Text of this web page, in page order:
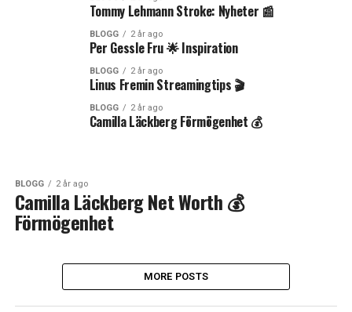
Tommy Lehmann Stroke: Nyheter 📰
BLOGG 2 år ago
Per Gessle Fru 🌟 Inspiration
BLOGG 2 år ago
Linus Fremin Streamingtips 🎬
BLOGG 2 år ago
Camilla Läckberg Förmögenhet 💰
BLOGG 2 år ago
Camilla Läckberg Net Worth 💰
Förmögenhet
MORE POSTS